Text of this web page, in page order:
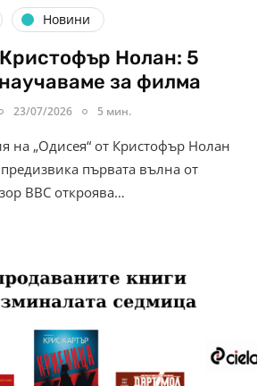
Новини
Нолан: 5
за филма
23/07/2026 5 мин.
на „Одисея“ от Кристофър Нолан
първата вълна от
BBC откроява…